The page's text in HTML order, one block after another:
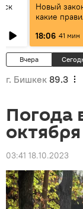
Новый
какие
18:06 41 мин
Вчера
г. Бишкек 89.3
Погода
октября
03:41 18.10.2023